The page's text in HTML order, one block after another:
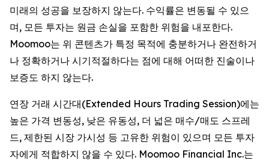
미래의 성공을 보장하지 않는다. 수익률은 변동될 수 있으
며, 모든 투자는 원금 손실을 포함한 위험을 내포한다.
Moomoo는 위 콘텐츠가 특정 목적에 충분하거나 완전하거
나 정확하거나 시기적절하다는 점에 대해 어떠한 진술이나
보증도 하지 않는다.
연장 거래 시간대(Extended Hours Trading Session)에는
높은 가격 변동성, 낮은 유동성, 더 넓은 매수/매도 스프레
드, 제한된 시장 가시성 등 고유한 위험이 있으며 모든 투자
자에게 적합하지 않을 수 있다. Moomoo Financial Inc.는